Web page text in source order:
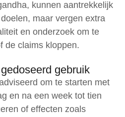
kunnen aantrekkelijk
maar vergen extra
en onderzoek om te
de claims kloppen.
gebruik
om te starten met
en na een week tot tien
of effecten zoals